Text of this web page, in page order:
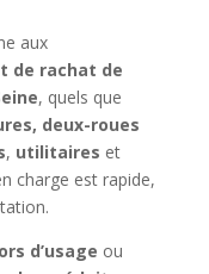
aux
de rachat de
, quels que
deux-roues
, utilitaires et
charge est rapide,
d’usage ou